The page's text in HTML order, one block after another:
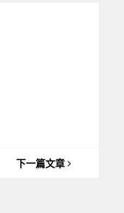
下一篇文章